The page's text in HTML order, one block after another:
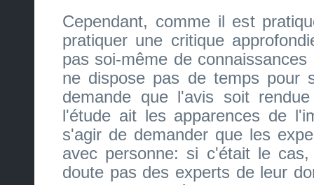
Cependant, comme il est
pratiquer une critique
pas soi-même de
ne dispose pas de temps pour
demande que l'avis soit
l'étude ait les apparences de
s'agir de demander que les
avec personne: si c'était le
doute pas des experts de leur